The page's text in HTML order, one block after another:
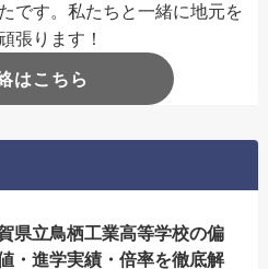
です。私たちと一緒に地元を
張ります！
はこちら
県立鳥栖工業高等学校の偏
・進学実績・倍率を徹底解